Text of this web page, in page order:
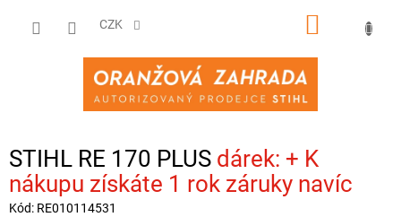
CZK
NÁKUPNÍ
STIHL RE 170 PLUS
+ K
nákupu získáte 1 rok záruky navíc
Kód: RE010114531